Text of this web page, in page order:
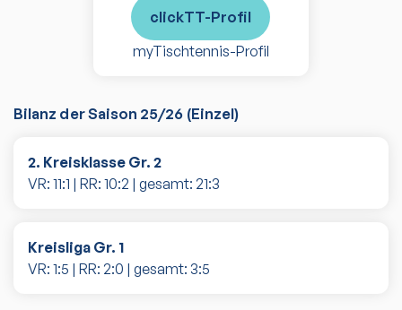
clickTT-Profil
myTischtennis-Profil
Bilanz der Saison 25/26 (Einzel)
2. Kreisklasse Gr. 2
VR: 11:1 | RR: 10:2 | gesamt: 21:3
Kreisliga Gr. 1
VR: 1:5 | RR: 2:0 | gesamt: 3:5